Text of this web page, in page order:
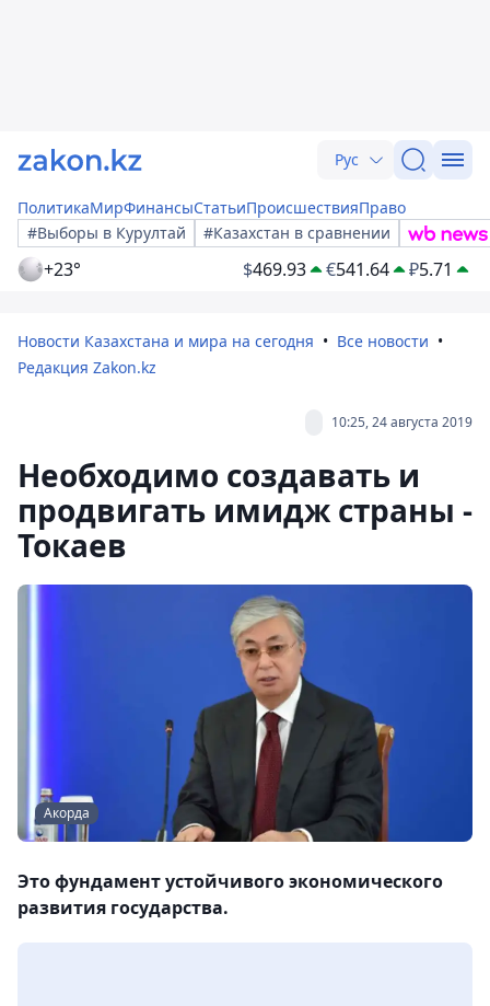
Рус
ПолитикаМирФинансыСтатьиПроисшествияПраво
#Выборы в Курултай
#Казахстан в сравнении
+23° $469.93 €541.64 ₽5.71
Новости Казахстана и мира на сегодня
Все новости
Редакция Zakon.kz
10:25, 24 августа 2019
Необходимо создавать и
продвигать имидж страны -
Токаев
Акорда
Это фундамент устойчивого экономического
развития государства.